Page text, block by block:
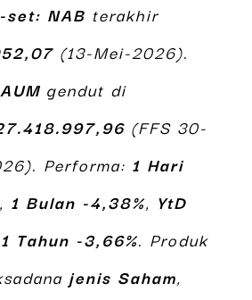
set: NAB terakhir
(13-Mei-2026).
AUM gendut di
(FFS 30-
Performa: 1 Hari
, 1 Bulan -4,38%, YtD
1 Tahun -3,66%. Produk
jenis Saham,